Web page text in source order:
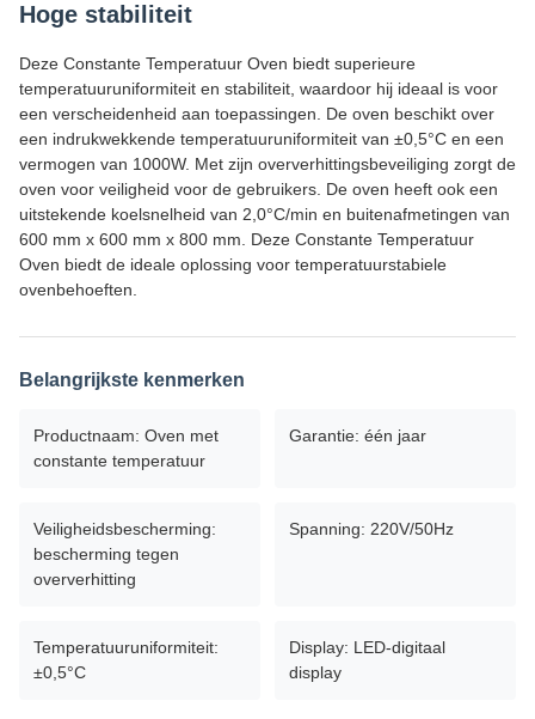
Hoge stabiliteit
Deze Constante Temperatuur Oven biedt superieure
temperatuuruniformiteit en stabiliteit, waardoor hij ideaal is voor
een verscheidenheid aan toepassingen. De oven beschikt over
een indrukwekkende temperatuuruniformiteit van ±0,5°C en een
vermogen van 1000W. Met zijn oververhittingsbeveiliging zorgt de
oven voor veiligheid voor de gebruikers. De oven heeft ook een
uitstekende koelsnelheid van 2,0°C/min en buitenafmetingen van
600 mm x 600 mm x 800 mm. Deze Constante Temperatuur
Oven biedt de ideale oplossing voor temperatuurstabiele
ovenbehoeften.
Belangrijkste kenmerken
Productnaam: Oven met
constante temperatuur
Garantie: één jaar
Veiligheidsbescherming:
bescherming tegen
oververhitting
Spanning: 220V/50Hz
Temperatuuruniformiteit:
±0,5°C
Display: LED-digitaal
display